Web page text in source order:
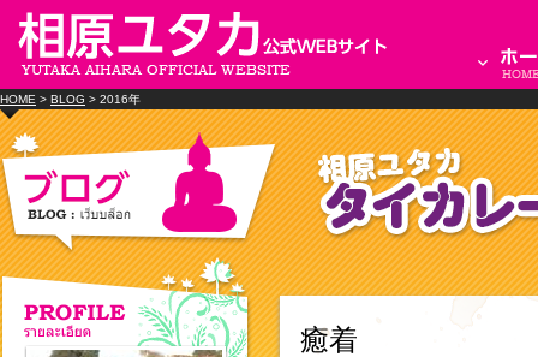
HOME > BLOG > 2016年
癒着